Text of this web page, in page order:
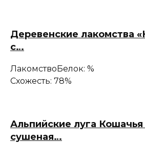
Деревенские лакомства
с…
ЛакомствоБелок: %
Схожесть: 78%
Альпийские луга Кошачья
сушеная…